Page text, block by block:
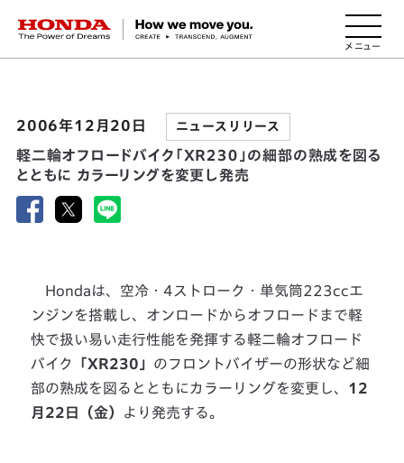
HONDA The Power of Dreams
2006年12月20日 ニュースリリース
軽二輪オフロードバイク「ＸＲ２３０」の細部の熟成を図る
とともに カラーリングを変更し発売
Hondaは、空冷・4ストローク・単気筒223ccエ
ンジンを搭載し、オンロードからオフロードまで軽
快で扱い易い走行性能を発揮する軽二輪オフロード
バイク
「XR230」 のフロントバイザーの形状など細
部の熟成を図るとともにカラーリングを変更し、 12
月22日（金）
より発売する。